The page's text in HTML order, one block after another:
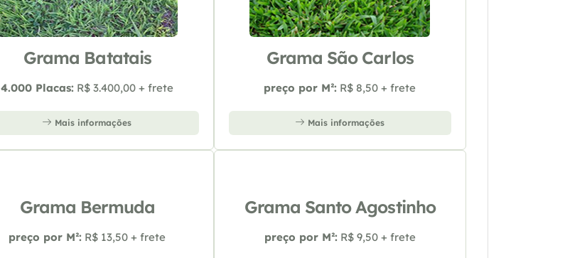
Grama Batatais
4.000 Placas: R$ 3.400,00 + frete
Mais informações
Grama São Carlos
preço por M²: R$ 8,50 + frete
Mais informações
Grama Bermuda
preço por M²: R$ 13,50 + frete
Grama Santo Agostinho
preço por M²: R$ 9,50 + frete